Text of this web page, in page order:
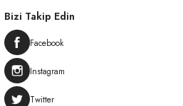
Bizi Takip Edin
Facebook
Instagram
Twitter